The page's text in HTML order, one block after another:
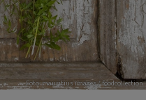
Foto: mauritius images / foodcollection